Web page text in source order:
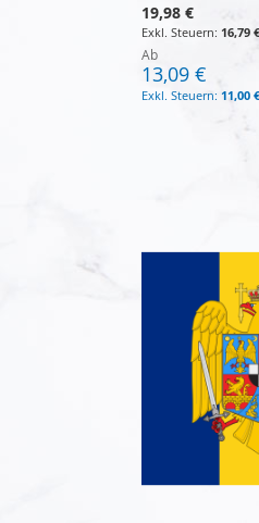
19,98 €
16,79 €
Ab
13,09 €
11,00 €